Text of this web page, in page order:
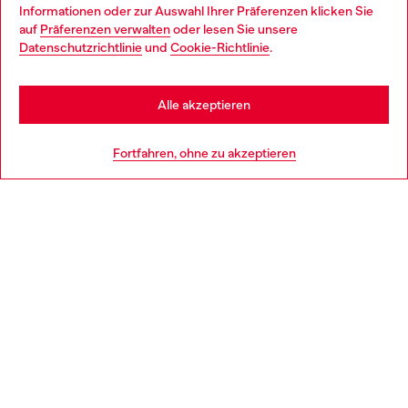
Informationen oder zur Auswahl Ihrer Präferenzen klicken Sie
auf Präferenzen verwaltenoder lesen Sie unsere
Datenschutzrichtlinieund Cookie-Richtlinie.
Fortfahren, ohne zu akzeptieren
Alle akzeptieren
Mehr erfahren
Choose your location
You are currently browsing Deutschland website, but it seems
you may be based in United States